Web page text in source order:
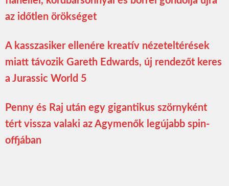
az időtlen örökséget
A kasszasiker ellenére kreatív nézeteltérések
miatt távozik Gareth Edwards, új rendezőt keres
a Jurassic World 5
Penny és Raj után egy gigantikus szörnyként
tért vissza valaki az Agymenők legújabb spin-
offjában